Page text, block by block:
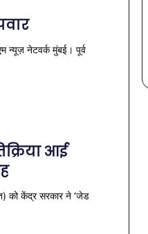
न्यूज़ नेटवर्क मुंबई। पूर्व
आई
को केंद्र सरकार ने ‘जेड